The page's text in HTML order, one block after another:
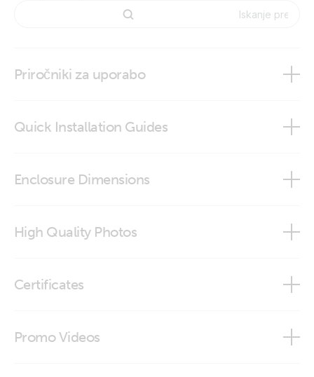
Priročniki za uporabo
Quick Installation Guides
Enclosure Dimensions
High Quality Photos
GX Touch 50 Wall Mount (front-angle)
Certificates
Promo Videos